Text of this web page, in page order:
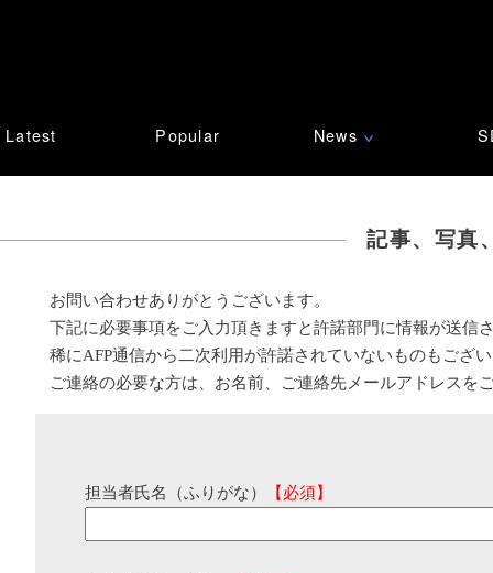
Latest Popular News ∨
記事、写真
お問い合わせありがとうございます。
下記に必要事項をご入力頂きますと許諾部門に情報が送信
稀にAFP通信から二次利用が許諾されていないものもござ
ご連絡の必要な方は、お名前、ご連絡先メールアドレスを
担当者氏名（ふりがな） 【必須】